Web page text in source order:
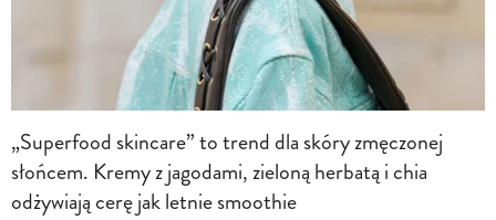
„Superfood skincare” to trend dla skóry zmęczonej
słońcem. Kremy z jagodami, zieloną herbatą i chia
odżywiają cerę jak letnie smoothie